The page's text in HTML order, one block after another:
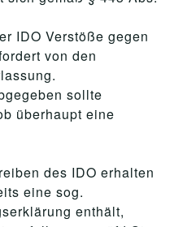
IDO Verstöße gegen
von den
sollte
überhaupt eine
des IDO erhalten
eine sog.
enthält,